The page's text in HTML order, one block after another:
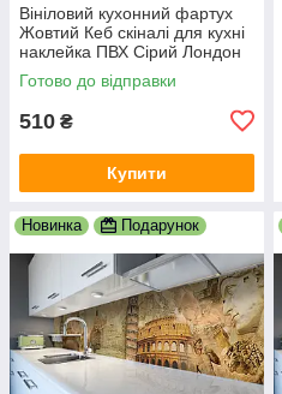
Вініловий кухонний фартух
Жовтий Кеб скіналі для кухні
наклейка ПВХ Сірий Лондон
600х2000 мм
Готово до відправки
510 ₴
Купити
Новинка Подарунок